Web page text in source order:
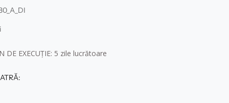
DE EXECUȚIE: 5 zile lucrătoare